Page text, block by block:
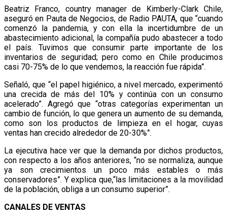
Beatriz Franco, country manager de Kimberly-Clark Chile,
aseguró en Pauta de Negocios, de Radio PAUTA, que “cuando
comenzó la pandemia, y con ella la incertidumbre de un
abastecimiento adicional, la compañía pudo abastecer a todo
el país. Tuvimos que consumir parte importante de los
inventarios de seguridad; pero como en Chile producimos
casi 70-75% de lo que vendemos, la reacción fue rápida”.
Señaló, que “el papel higiénico, a nivel mercado, experimentó
una crecida de más del 10% y continúa con un consumo
acelerado”. Agregó que “otras categorías experimentan un
cambio de función, lo que genera un aumento de su demanda,
como son los productos de limpieza en el hogar, cuyas
ventas han crecido alrededor de 20-30%”.
La ejecutiva hace ver que la demanda por dichos productos,
con respecto a los años anteriores, “no se normaliza, aunque
ya son crecimientos un poco más estables o más
conservadores”. Y explica que,“las limitaciones a la movilidad
de la población, obliga a un consumo superior”.
CANALES DE VENTAS